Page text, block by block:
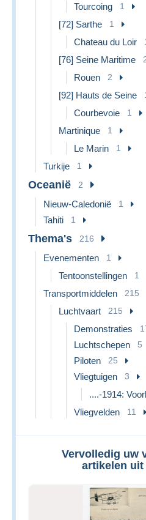
Tourcoing 1
[72] Sarthe 1
Chateau du Loir
[76] Seine Maritime
Rouen 2
[92] Hauts de Seine
Courbevoie 1
Martinique 1
Le Marin 1
Turkije 1
Oceanië 2
Nieuw-Caledonië 1
Tahiti 1
Thema's 216
Evenementen 1
Tentoonstellingen 1
Transportmiddelen 215
Luchtvaart 215
Demonstraties
Luchtschepen 5
Piloten 25
Vliegtuigen 3
....-1914:
Vliegvelden 11
Vervolledig uw
artikelen uit